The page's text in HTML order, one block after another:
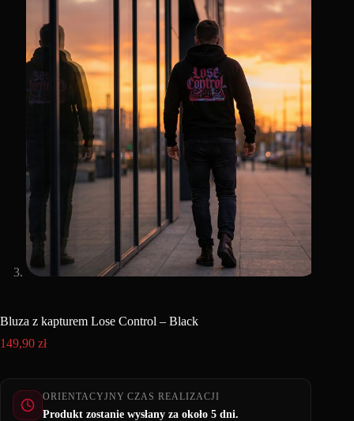
Bluza z kapturem Lose Control – Black
149,90 zł
ORIENTACYJNY CZAS REALIZACJI
Produkt zostanie wysłany za około 5 dni.